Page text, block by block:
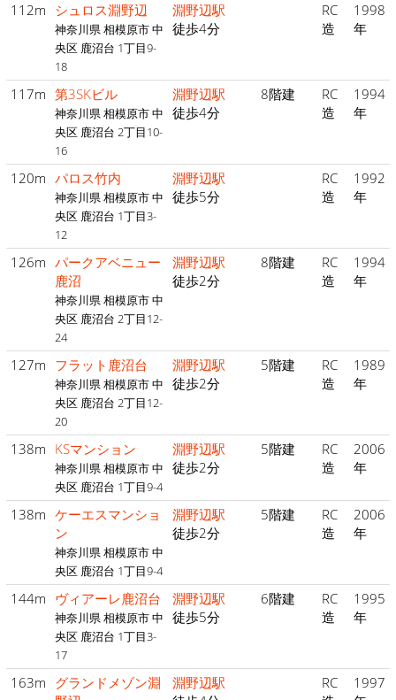
112m シュロス淵野辺
神奈川県 相模原市 中
央区 鹿沼台 1丁目9-
18
淵野辺駅
徒歩4分
RC
造
1998
年
117m 第3SKビル
神奈川県 相模原市 中
央区 鹿沼台 2丁目10-
16
淵野辺駅
徒歩4分
8階建
RC
造
1994
年
120m パロス竹内
神奈川県 相模原市 中
央区 鹿沼台 1丁目3-
12
淵野辺駅
徒歩5分
RC
造
1992
年
126m パークアベニュー
鹿沼
神奈川県 相模原市 中
央区 鹿沼台 2丁目12-
24
淵野辺駅
徒歩2分
8階建
RC
造
1994
年
127m フラット鹿沼台
神奈川県 相模原市 中
央区 鹿沼台 2丁目12-
20
淵野辺駅
徒歩2分
5階建
RC
造
1989
年
138m KSマンション
神奈川県 相模原市 中
央区 鹿沼台 1丁目9-4
淵野辺駅
徒歩2分
5階建
RC
造
2006
年
138m ケーエスマンショ
ン
神奈川県 相模原市 中
央区 鹿沼台 1丁目9-4
淵野辺駅
徒歩2分
5階建
RC
造
2006
年
144m ヴィアーレ鹿沼台
神奈川県 相模原市 中
央区 鹿沼台 1丁目3-
17
淵野辺駅
徒歩5分
6階建
RC
造
1995
年
163m グランドメゾン淵
淵野辺駅
RC
1997